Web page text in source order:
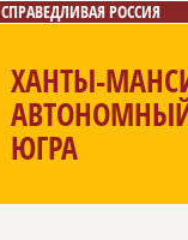
СПРАВЕДЛИВАЯ РОССИЯ
ХАНТЫ-
ЮГРА